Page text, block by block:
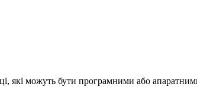
які можуть бути програмними або